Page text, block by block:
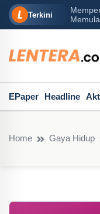
Terkini
EPaper Headline
Home Gaya Hidup